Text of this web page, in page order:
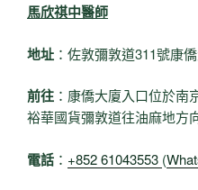
馬欣祺中醫師
地址 ：佐敦彌敦道311號康
前往 ：康僑大廈入口位於
裕華國貨彌敦道往油麻地方
電話 ： +852 61043553 (